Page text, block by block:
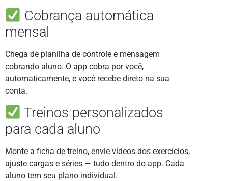
Cobrança automática
mensal
Chega de planilha de controle e mensagem
cobrando aluno. O app cobra por você,
automaticamente, e você recebe direto na sua
conta.
Treinos personalizados
para cada aluno
Monte a ficha de treino, envie vídeos dos exercícios,
ajuste cargas e séries — tudo dentro do app. Cada
aluno tem seu plano individual.